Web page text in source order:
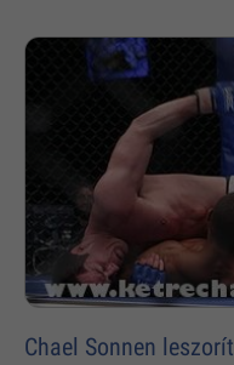
Chael Sonnen leszorít